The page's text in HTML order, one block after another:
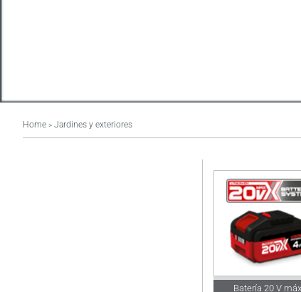
Home > Jardines y exteriores
Batería 20 V